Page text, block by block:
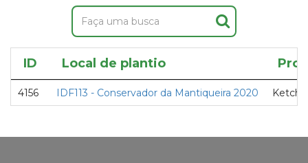
ID Local de plantio
4156 IDF113 - Conservador da Mantiqueira 2020